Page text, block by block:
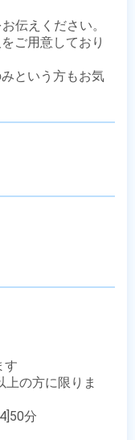
伝えください。
ご用意しており
という方もお気
す
の方に限りま
分